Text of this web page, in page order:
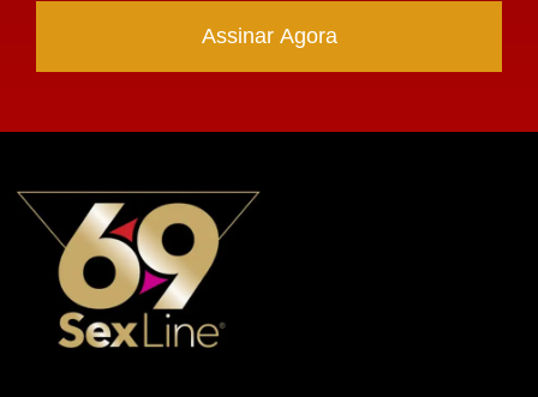
Assinar Agora